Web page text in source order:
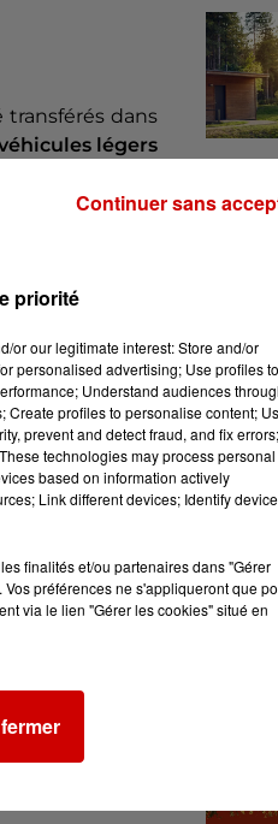
transférés dans
légers
de10h.
priorité
or our legitimate interest: Store and/or
personalised advertising; Use profiles to
Understand audiences
Create profiles to personalise content;
prevent and detect fraud, and fix errors;
technologies may process personal
based on information actively
Link different devices; Identify
finalités et/ou partenaires dans "Gérer
préférences ne s'appliqueront que
via le lien "Gérer les cookies" situé en
Continuer sans